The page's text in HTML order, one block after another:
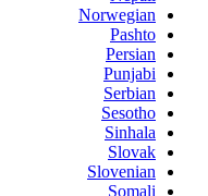
Norwegian
Pashto
Persian
Punjabi
Serbian
Sesotho
Sinhala
Slovak
Slovenian
Somali